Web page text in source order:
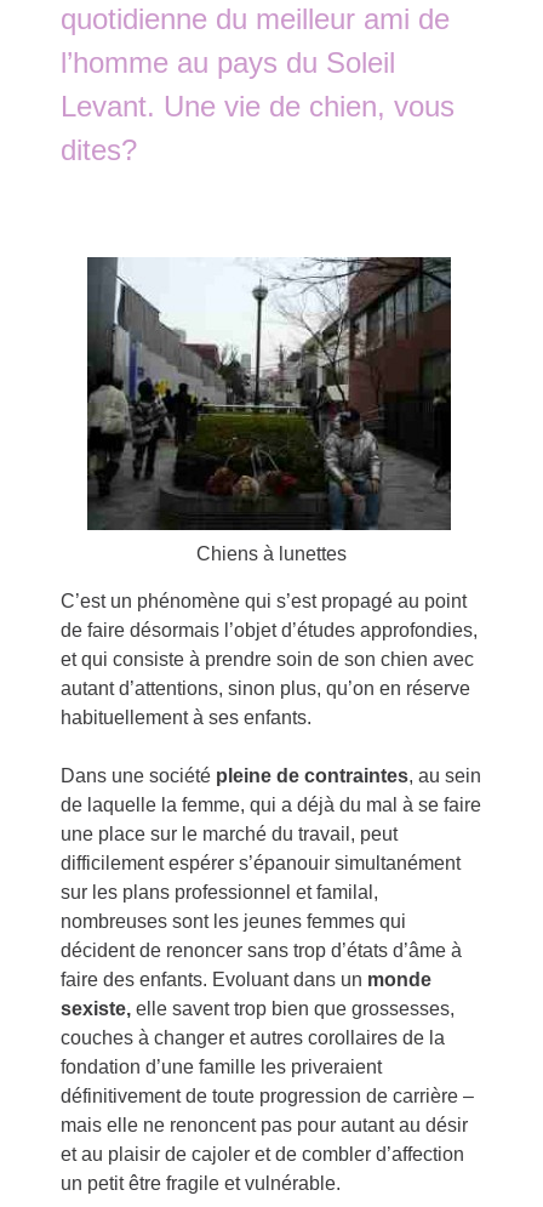
quotidienne du meilleur ami de
l’homme au pays du Soleil
Levant. Une vie de chien, vous
dites?
Chiens à lunettes
C’est un phénomène qui s’est propagé au point
de faire désormais l’objet d’études approfondies,
et qui consiste à prendre soin de son chien avec
autant d’attentions, sinon plus, qu’on en réserve
habituellement à ses enfants.
Dans une société pleine de contraintes, au sein
de laquelle la femme, qui a déjà du mal à se faire
une place sur le marché du travail, peut
difficilement espérer s’épanouir simultanément
sur les plans professionnel et familal,
nombreuses sont les jeunes femmes qui
décident de renoncer sans trop d’états d’âme à
faire des enfants. Evoluant dans un monde
sexiste, elle savent trop bien que grossesses,
couches à changer et autres corollaires de la
fondation d’une famille les priveraient
définitivement de toute progression de carrière –
mais elle ne renoncent pas pour autant au désir
et au plaisir de cajoler et de combler d’affection
un petit être fragile et vulnérable.